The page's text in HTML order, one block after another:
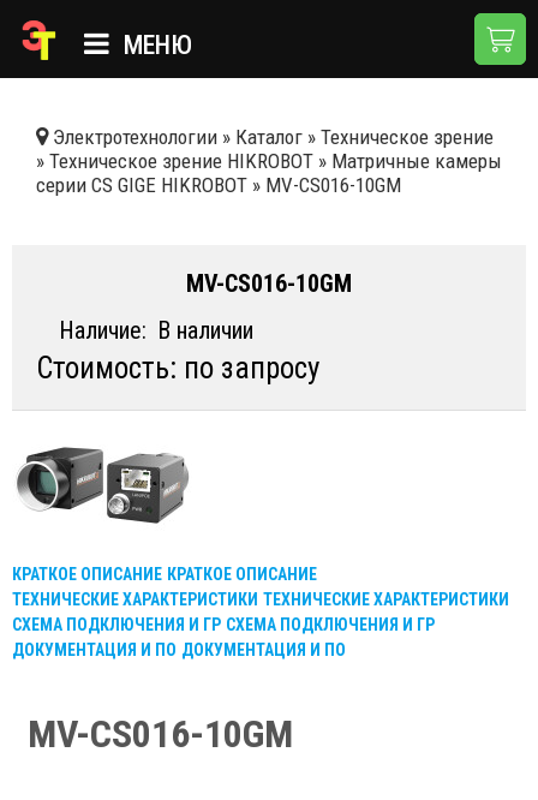
МЕНЮ
КАТАЛОГ
НОВОСТИ
ДОСТАВКА И ОПЛАТА
КОНТАКТЫ
Электротехнологии » Каталог » Техническое зрение
» Техническое зрение HIKROBOT » Матричные камеры
серии CS GIGE HIKROBOT » MV-CS016-10GM
MV-CS016-10GM
Наличие: В наличии
Стоимость: по запросу
КРАТКОЕ ОПИСАНИЕ КРАТКОЕ ОПИСАНИЕ
ТЕХНИЧЕСКИЕ ХАРАКТЕРИСТИКИ ТЕХНИЧЕСКИЕ ХАРАКТЕРИСТИКИ
СХЕМА ПОДКЛЮЧЕНИЯ И ГР СХЕМА ПОДКЛЮЧЕНИЯ И ГР
ДОКУМЕНТАЦИЯ И ПО ДОКУМЕНТАЦИЯ И ПО
MV-CS016-10GM